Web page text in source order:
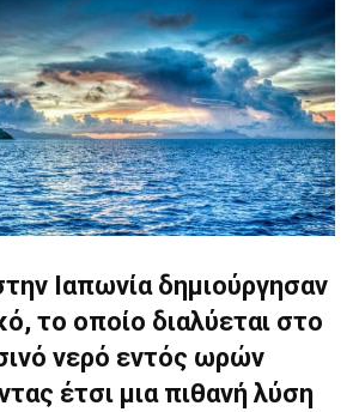
Ιαπωνία δημιούργησαν
το οποίο διαλύεται στο
νερό εντός ωρών
έτσι μια πιθανή λύση